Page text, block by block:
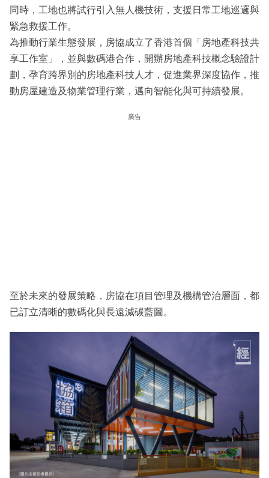
同時，工地也將試行引入無人機技術，支援日常工地巡邏與
緊急救援工作。
為推動行業生態發展，房協成立了香港首個「房地產科技共
享工作室」，並與數碼港合作，開辦房地產科技概念驗證計
劃，孕育跨界別的房地產科技人才，促進業界深度協作，推
動房屋建造及物業管理行業，邁向智能化與可持續發展。
廣告
至於未來的發展策略，房協在項目管理及機構管治層面，都
已訂立清晰的數碼化與長遠減碳藍圖。